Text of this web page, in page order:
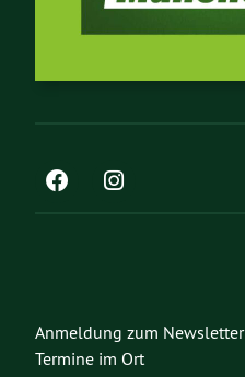
Anmeldung zum Newsletter
Termine im Ort